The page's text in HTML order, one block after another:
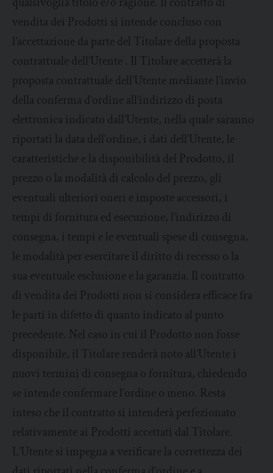
vendita dei Prodotti si intende concluso con
l’accettazione da parte del Titolare della proposta
contrattuale dell’Utente . Il Titolare accetterà la
proposta contrattuale dell’Utente mediante l’invio
della conferma d’ordine all’indirizzo di posta
elettronica indicato dall’Utente, nella quale saranno
riportati la data dell’ordine, i dati dell’Utente, le
caratteristiche e la disponibilità del Prodotto, il
prezzo o la modalità di calcolo del prezzo, gli
eventuali ulteriori oneri e imposte accessori, i
tempi di fornitura ed esecuzione, l’indirizzo di
consegna, i tempi e le eventuali spese di consegna,
le modalità per esercitare il diritto di recesso o la
sua eventuale esclusione e la garanzia. Il contratto
di vendita dei Prodotti non si considera efficace fra
le parti in difetto di quanto indicato al punto
precedente. Nel caso in cui il Prodotto non fosse
disponibile, il Titolare renderà noto all’Utente i
nuovi termini di consegna o fornitura, chiedendo
se intende confermare l’ordine o meno. Resta
inteso che il contratto si intenderà perfezionato
relativamente ai Prodotti accettati dal Titolare.
L’Utente si impegna a verificare la correttezza dei